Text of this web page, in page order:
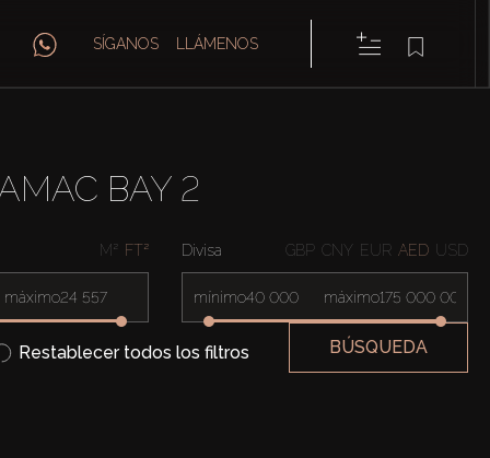
SÍGANOS LLÁMENOS
BAY 2
M² FT²
máximo
Divisa GBP CNY EUR AED USD
mínimo máximo
Restablecer todos los filtros BÚSQUEDA